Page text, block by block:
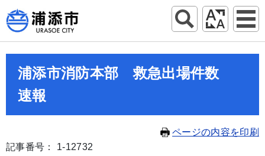
浦添市消防本部 救急出場件数
速報
ページの内容を印刷
記事番号： 1-12732